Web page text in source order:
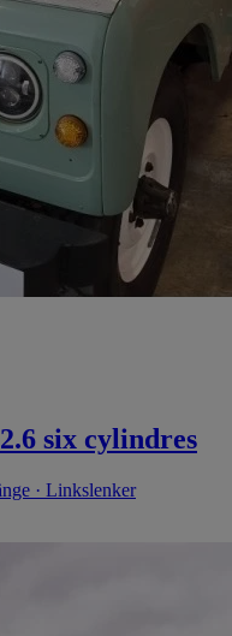
six cylindres
· Linkslenker